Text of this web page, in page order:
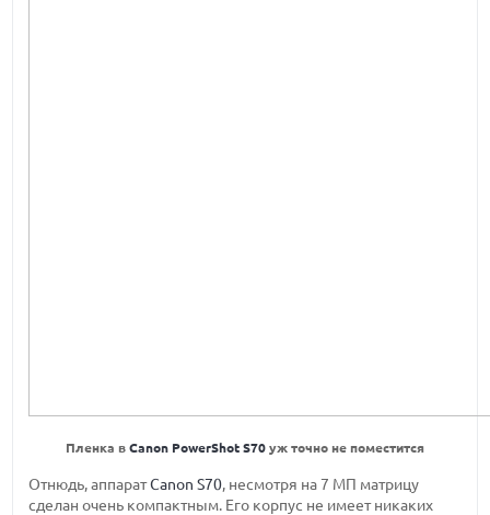
Пленка в Canon PowerShot S70 уж точно не поместится
Отнюдь, аппаратCanon S70, несмотря на 7 МП матрицу
сделан очень компактным. Его корпус не имеет никаких